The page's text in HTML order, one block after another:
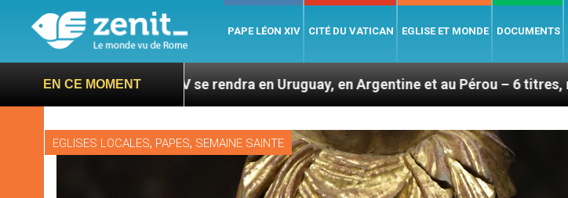
PAPE LÉON XIV CITÉ DU VATICAN EGLISE ET MONDE DOCUMENTS
EN CE MOMENT
XIV se rendra en Uruguay, en Argentine et au Pérou – 6 titres, mercredi 5 août 2026
EGLISES LOCALES, PAPES, SEMAINE SAINTE